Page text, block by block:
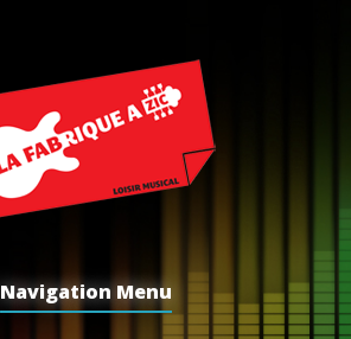
Navigation Menu